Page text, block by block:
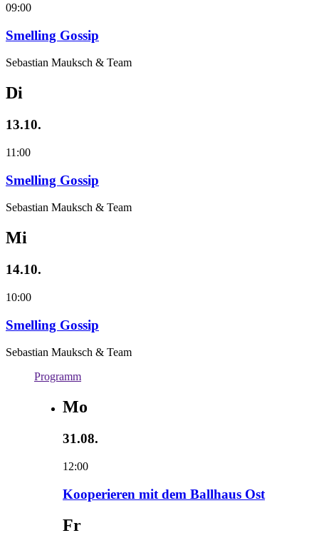
09:00
Smelling Gossip
Sebastian Mauksch & Team
Di
13.10.
11:00
Smelling Gossip
Sebastian Mauksch & Team
Mi
14.10.
10:00
Smelling Gossip
Sebastian Mauksch & Team
Programm
Mo
31.08.
12:00
Kooperieren mit dem Ballhaus Ost
Fr